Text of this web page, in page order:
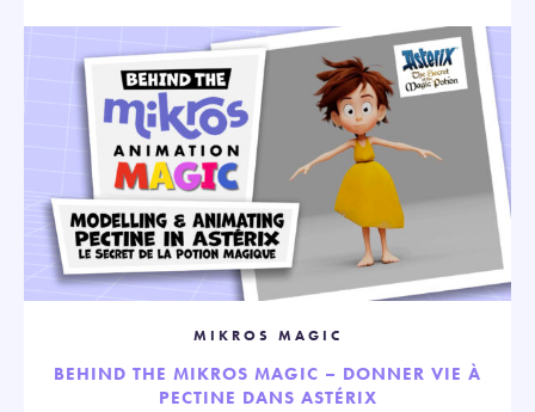
MIKROS MAGIC
BEHIND THE MIKROS MAGIC – DONNER VIE À
PECTINE DANS ASTÉRIX